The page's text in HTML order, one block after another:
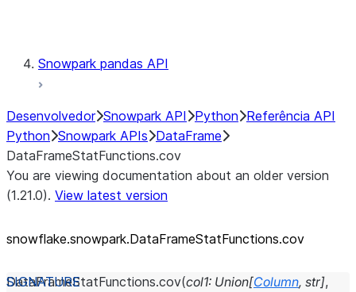
Snowpark pandas API
Desenvolvedor Snowpark API Python Referência API
Python Snowpark APIs DataFrame
DataFrameStatFunctions.cov
You are viewing documentation about an older version
(1.21.0). View latest version
snowflake.snowpark.DataFrameStatFunctions.cov
DataFrameStatFunctions.cov(col1: Union[Column, str],